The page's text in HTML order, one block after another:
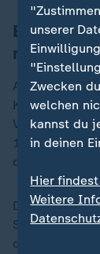
Ein Drittel
Auch die
Verdächtigen
1.498
damit selbst
Diese hohe
dürfte die
unserer
Zwecken
welchen
kannst du
in deinen
Hier
Weitere